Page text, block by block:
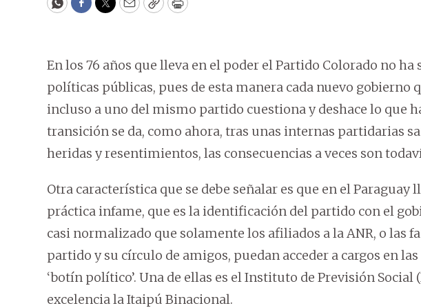
WhatsApp
Facebook
Twitter
EmailCopyPrint
En los 76 años que lleva en el poder el Partido Colorado no
políticas públicas, pues de esta manera cada nuevo gobierno
incluso a uno del mismo partido cuestiona y deshace lo que
transición se da, como ahora, tras unas internas partidarias
heridas y resentimientos, las consecuencias a veces son
Otra característica que se debe señalar es que en el Paraguay
práctica infame, que es la identificación del partido con el
casi normalizado que solamente los afiliados a la ANR, o las
partido y su círculo de amigos, puedan acceder a cargos en
‘botín político’. Una de ellas es el Instituto de Previsión Social
excelencia la Itaipú Binacional.